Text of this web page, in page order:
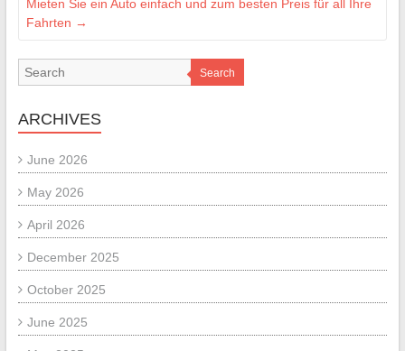
Mieten Sie ein Auto einfach und zum besten Preis für all Ihre
Fahrten →
Search
ARCHIVES
June 2026
May 2026
April 2026
December 2025
October 2025
June 2025